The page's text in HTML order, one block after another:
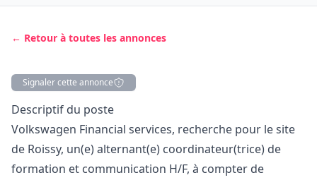
← Retour à toutes les annonces
Signaler cette annonce
Description
Descriptif du poste
Volkswagen Financial services, recherche pour le site
de Roissy, un(e) alternant(e) coordinateur(trice) de
formation et communication H/F, à compter de